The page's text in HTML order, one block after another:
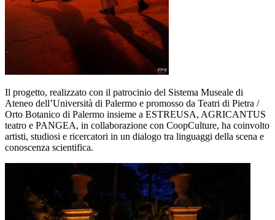
Il progetto, realizzato con il patrocinio del Sistema Museale di
Ateneo dell’Università di Palermo e promosso da Teatri di Pietra /
Orto Botanico di Palermo insieme a ESTREUSA, AGRICANTUS
teatro e PANGEA, in collaborazione con CoopCulture, ha coinvolto
artisti, studiosi e ricercatori in un dialogo tra linguaggi della scena e
conoscenza scientifica.